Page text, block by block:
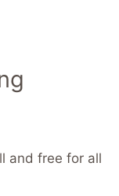
and free for all